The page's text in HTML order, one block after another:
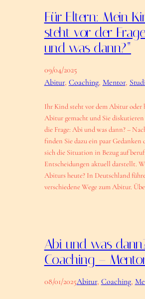
Für Eltern: Mein
steht vor der
und was dann?“
09/04/2025
Abitur, Coaching, Mentor,
Ihr Kind steht vor dem Abitur oder
Abitur gemacht und Sie diskutieren
die Frage: Abi und was dann? –
finden Sie dazu ein paar Gedanken
sich die Situation in Bezug auf
Entscheidungen aktuell darstellt.
Abiturs heute? In Deutschland
verschiedene Wege zum Abitur.
Abi und was
Coaching –
08/01/2025Abitur, Coaching,